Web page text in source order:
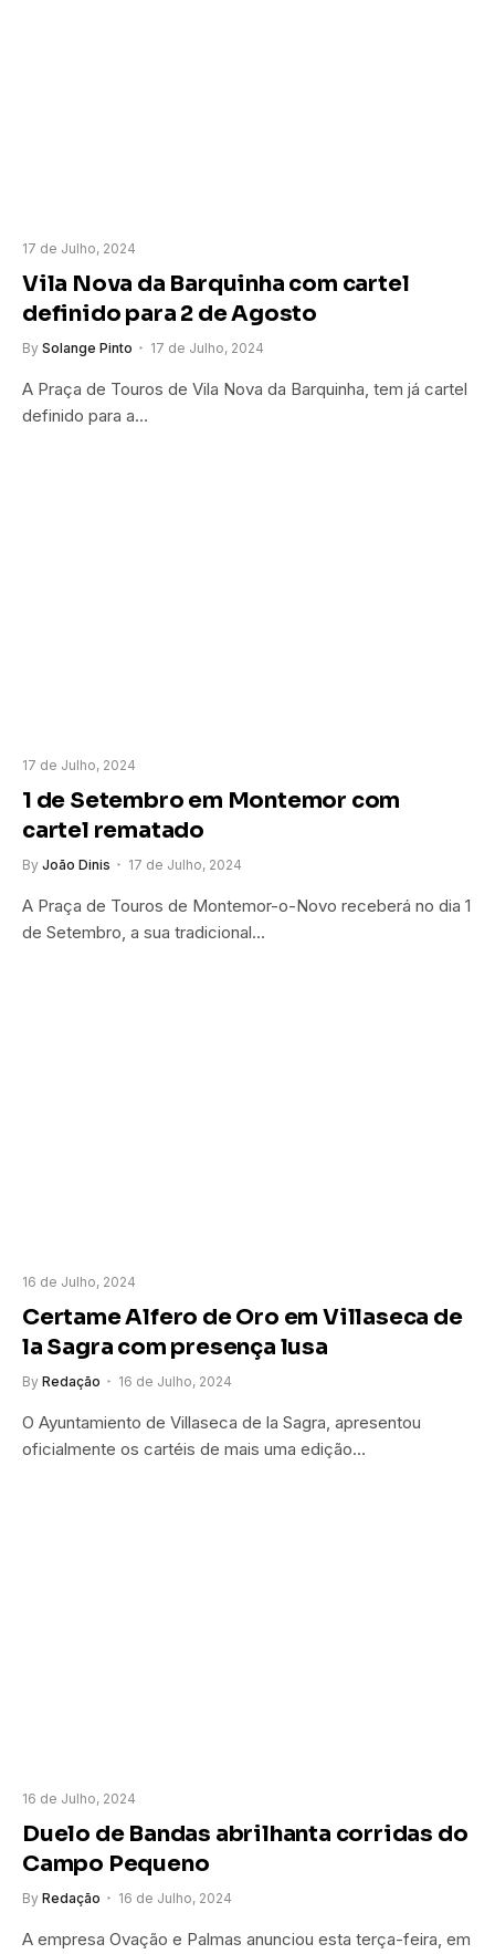
17 de Julho, 2024
Vila Nova da Barquinha com cartel
definido para 2 de Agosto
By Solange Pinto 17 de Julho, 2024
A Praça de Touros de Vila Nova da Barquinha, tem já cartel
definido para a…
17 de Julho, 2024
1 de Setembro em Montemor com
cartel rematado
By João Dinis 17 de Julho, 2024
A Praça de Touros de Montemor-o-Novo receberá no dia 1
de Setembro, a sua tradicional…
16 de Julho, 2024
Certame Alfero de Oro em Villaseca de
la Sagra com presença lusa
By Redação 16 de Julho, 2024
O Ayuntamiento de Villaseca de la Sagra, apresentou
oficialmente os cartéis de mais uma edição…
16 de Julho, 2024
Duelo de Bandas abrilhanta corridas do
Campo Pequeno
By Redação 16 de Julho, 2024
A empresa Ovação e Palmas anunciou esta terça-feira, em